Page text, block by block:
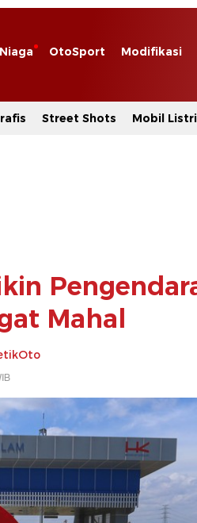
Niaga OtoSport Modifikasi
Street Shots Mobil
Mahal